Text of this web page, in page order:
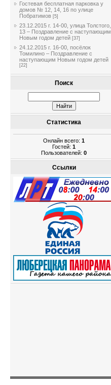
Гостевая бесплатная парковка у
домов № 12, 14, 16 по улице
Побратимов [5]
23.12.2015 г. 14-00, улица Толстого,
13 – Поздравление с наступающим
Новым годом детей [37]
24.12.2015 г. 16-00, посёлок
Томилино – Поздравление с
наступающим Новым годом детей
[22]
Поиск
Статистика
Онлайн всего: 1
Гостей: 1
Пользователей: 0
Ссылки